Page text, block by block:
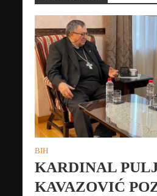
BIH
KARDINAL
KAVAZOVIĆ